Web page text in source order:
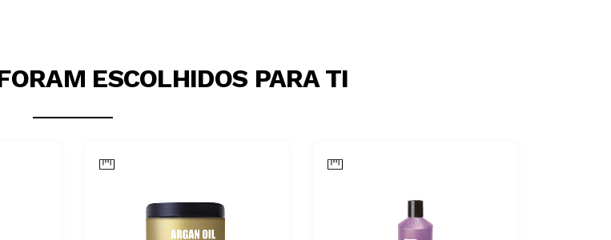
ESCOLHIDOS PARA TI